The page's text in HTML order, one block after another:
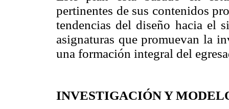
pertinentes de sus contenidos
tendencias del diseño hacia el
asignaturas que promuevan la
una formación integral del
INVESTIGACIÓN Y